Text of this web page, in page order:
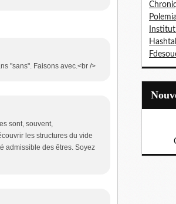
"sans". Faisons avec.<br />
sont, souvent,
les structures du vide
admissible des êtres. Soyez
Polemia